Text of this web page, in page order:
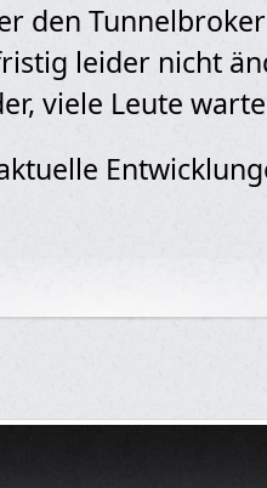
den
leider nicht
viele Leute